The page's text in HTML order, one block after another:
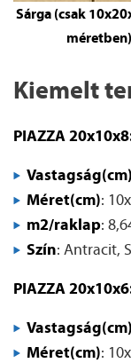
Sárga (csak
méretben)
Kiemelt
PIAZZA
Vastagság(cm)
Méret(cm):
m2/raklap:
Szín: Antracit,
PIAZZA
Vastagság(cm)
Méret(cm):